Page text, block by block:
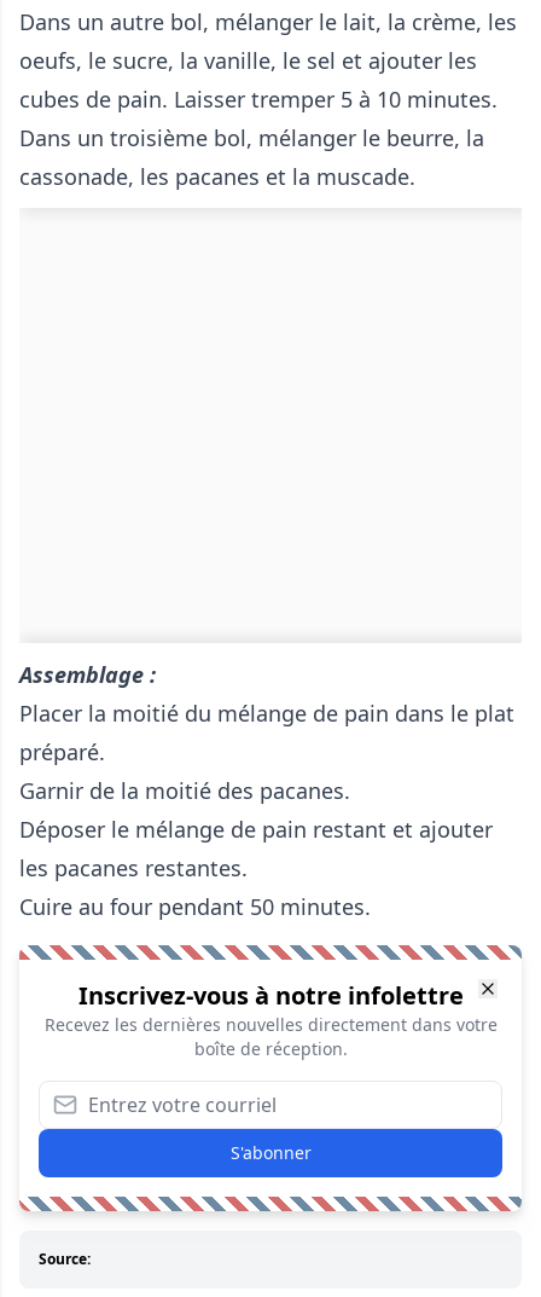
Dans un autre bol, mélanger le lait, la crème, les
oeufs, le sucre, la vanille, le sel et ajouter les
cubes de pain. Laisser tremper 5 à 10 minutes.
Dans un troisième bol, mélanger le beurre, la
cassonade, les pacanes et la muscade.
Assemblage :
Placer la moitié du mélange de pain dans le plat
préparé.
Garnir de la moitié des pacanes.
Déposer le mélange de pain restant et ajouter
les pacanes restantes.
Cuire au four pendant 50 minutes.
Inscrivez-vous à notre infolettre
Recevez les dernières nouvelles directement dans votre
boîte de réception.
S'abonner
Source: